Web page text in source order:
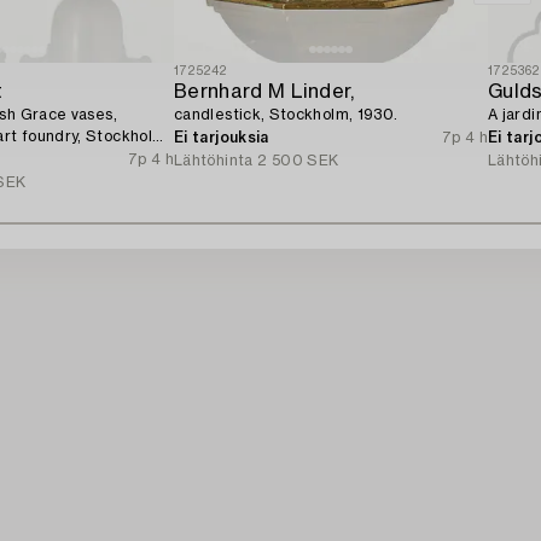
Grace vases,
foundry, Stockholm,
7p 4 h
1725242
Bernhard M Linder,
candlestick, Stockholm, 1930.
Ei tarjouksia
7p 4 h
Lähtöhinta 2 500 SEK
1725362
A
Ei